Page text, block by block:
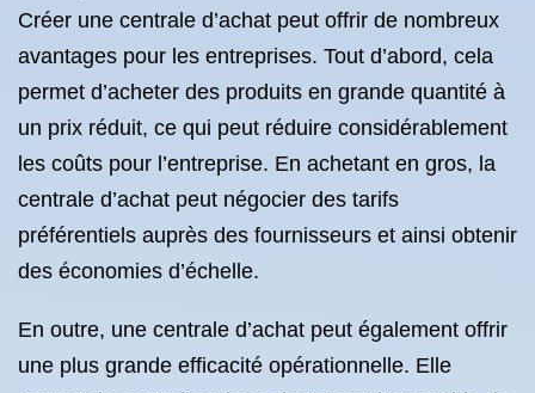
Créer une centrale d’achat peut offrir de nombreux
avantages pour les entreprises. Tout d’abord, cela
permet d’acheter des produits en grande quantité à
un prix réduit, ce qui peut réduire considérablement
les coûts pour l’entreprise. En achetant en gros, la
centrale d’achat peut négocier des tarifs
préférentiels auprès des fournisseurs et ainsi obtenir
des économies d’échelle.
En outre, une centrale d’achat peut également offrir
une plus grande efficacité opérationnelle. Elle